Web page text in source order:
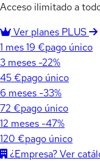
Acceso ilimitado a
Ver planes PLUS
1 mes19 €pago único
3 meses -22%
45 €pago único
6 meses -33%
72 €pago único
12 meses -47%
120 €pago único
¿Empresa? Ver